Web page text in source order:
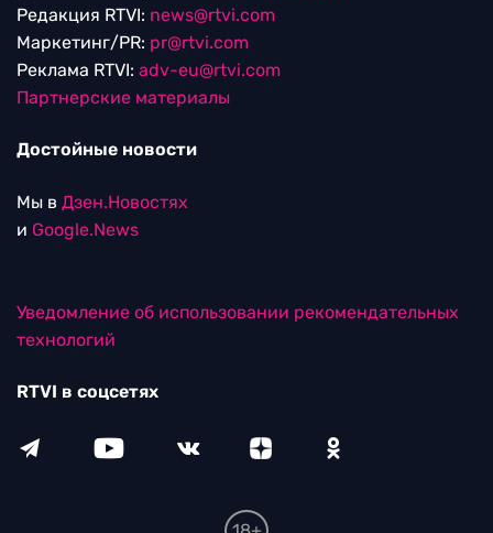
Редакция RTVI: news@rtvi.com
Маркетинг/PR: pr@rtvi.com
Реклама RTVI: adv-eu@rtvi.com
Партнерские материалы
Достойные новости
Мы в Дзен.Новостях
и Google.News
Уведомление об использовании рекомендательных
технологий
RTVI в соцсетях